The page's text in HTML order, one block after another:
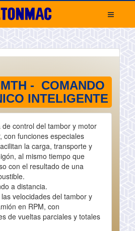
- COMANDO
INTELIGENTE
control del tambor y motor
con funciones especiales
la carga, transporte y
al mismo tiempo que
con el resultado de una
a distancia.
velocidades del tambor y
en RPM, con
de vueltas parciales y totales